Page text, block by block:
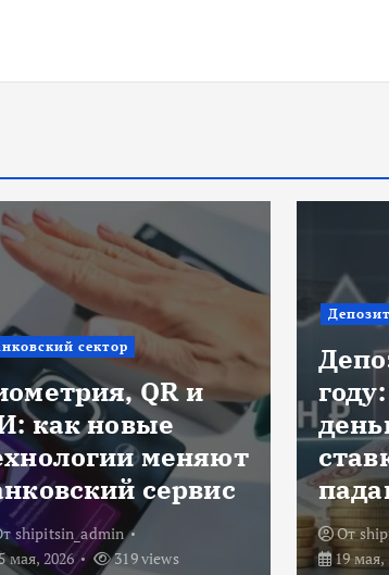
в 2026
как сохранить
когда
постепенно
shipitsin_admin
мая, 2026
309 views
без
От
29